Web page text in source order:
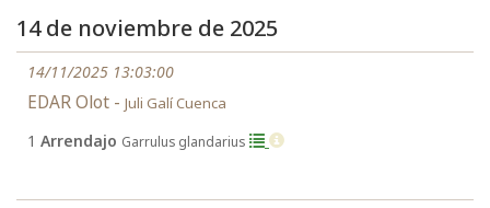
14 de noviembre de 2025
14/11/2025 13:03:00
EDAR Olot - Juli Galí Cuenca
1 Arrendajo Garrulus glandarius